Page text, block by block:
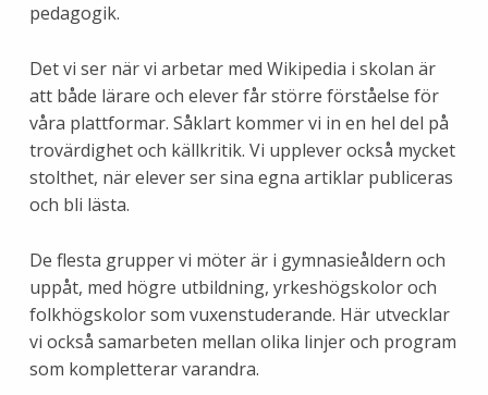
pedagogik.
Det vi ser när vi arbetar med Wikipedia i skolan är
att både lärare och elever får större förståelse för
våra plattformar. Såklart kommer vi in en hel del på
trovärdighet och källkritik. Vi upplever också mycket
stolthet, när elever ser sina egna artiklar publiceras
och bli lästa.
De flesta grupper vi möter är i gymnasieåldern och
uppåt, med högre utbildning, yrkeshögskolor och
folkhögskolor som vuxenstuderande. Här utvecklar
vi också samarbeten mellan olika linjer och program
som kompletterar varandra.